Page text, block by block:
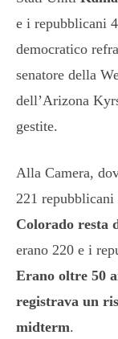
e i repubblicani
democratico
senatore della
dell’Arizona
gestite.
Alla Camera,
221
Colorado resta
erano 220 e i
Erano oltre 50
registrava un
midterm.